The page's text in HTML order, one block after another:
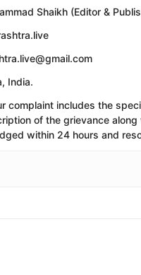
Shaikh (Editor &
India.
complaint includes the
of the grievance
within 24 hours and